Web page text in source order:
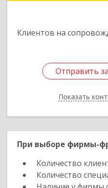
Клиентов на
Отправить
Показать
Отправить
Назад
При выборе фирмы-
Количество
Количество